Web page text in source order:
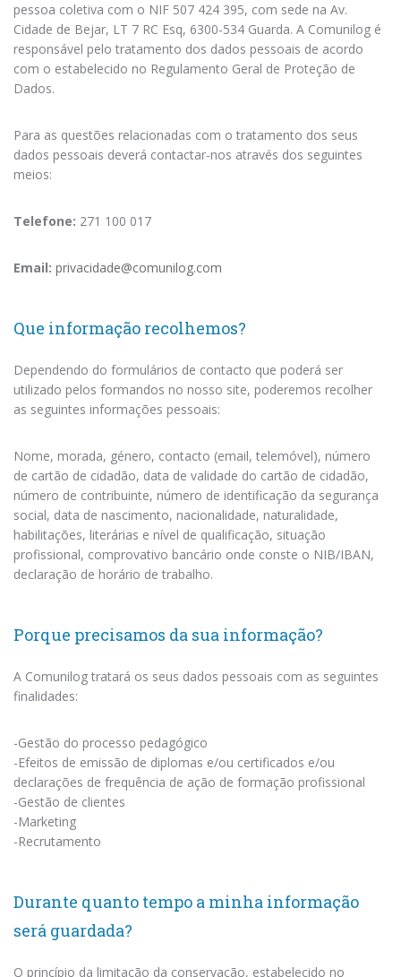
pessoa coletiva com o NIF 507 424 395, com sede na Av.
Cidade de Bejar, LT 7 RC Esq, 6300-534 Guarda. A Comunilog é
responsável pelo tratamento dos dados pessoais de acordo
com o estabelecido no Regulamento Geral de Proteção de
Dados.
Para as questões relacionadas com o tratamento dos seus
dados pessoais deverá contactar-nos através dos seguintes
meios:
Telefone: 271 100 017
Email: privacidade@comunilog.com
Que informação recolhemos?
Dependendo do formulários de contacto que poderá ser
utilizado pelos formandos no nosso site, poderemos recolher
as seguintes informações pessoais:
Nome, morada, género, contacto (email, telemóvel), número
de cartão de cidadão, data de validade do cartão de cidadão,
número de contribuinte, número de identificação da segurança
social, data de nascimento, nacionalidade, naturalidade,
habilitações, literárias e nível de qualificação, situação
profissional, comprovativo bancário onde conste o NIB/IBAN,
declaração de horário de trabalho.
Porque precisamos da sua informação?
A Comunilog tratará os seus dados pessoais com as seguintes
finalidades:
-Gestão do processo pedagógico
-Efeitos de emissão de diplomas e/ou certificados e/ou
declarações de frequência de ação de formação profissional
-Gestão de clientes
-Marketing
-Recrutamento
Durante quanto tempo a minha informação
será guardada?
O princípio da limitação da conservação, estabelecido no